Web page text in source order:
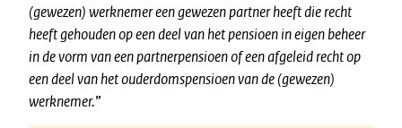
(gewezen) werknemer een gewezen partner heeft die recht
heeft gehouden op een deel van het pensioen in eigen beheer
in de vorm van een partnerpensioen of een afgeleid recht op
een deel van het ouderdomspensioen van de (gewezen)
werknemer.”